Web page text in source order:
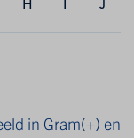
in Gram(+) en